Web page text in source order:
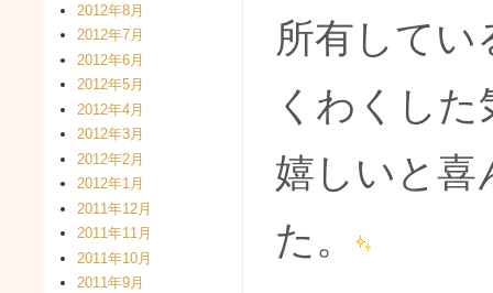
所有してい
くわくし
嬉しいと喜
た。
2012年8月
2012年7月
2012年6月
2012年5月
2012年4月
2012年3月
2012年2月
2012年1月
2011年12月
2011年11月
2011年10月
2011年9月